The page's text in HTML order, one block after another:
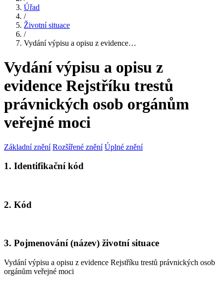
Úřad
/
Životní situace
/
Vydání výpisu a opisu z evidence…
Vydání výpisu a opisu z
evidence Rejstříku trestů
právnických osob orgánům
veřejné moci
Základní znění Rozšířené znění Úplné znění
1. Identifikační kód
2. Kód
3. Pojmenování (název) životní situace
Vydání výpisu a opisu z evidence Rejstříku trestů právnických osob
orgánům veřejné moci